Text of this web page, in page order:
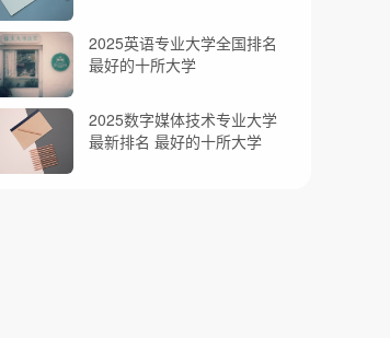
2025英语专业大学全国排名
最好的十所大学
2025数字媒体技术专业大学
最新排名 最好的十所大学